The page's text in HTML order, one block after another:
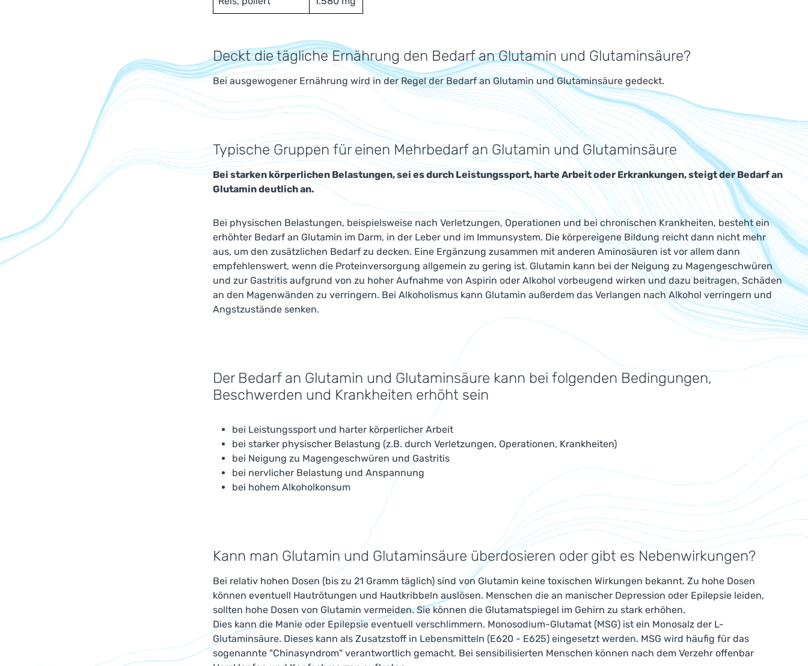
Deckt die tägliche Ernährung den Bedarf an Glutamin und Glutaminsäure?
Bei ausgewogener Ernährung wird in der Regel der Bedarf an Glutamin und Glutaminsäure gedeckt.
Typische Gruppen für einen Mehrbedarf an Glutamin und Glutaminsäure
Bei starken körperlichen Belastungen, sei es durch Leistungssport, harte Arbeit oder Erkrankungen, steigt der Bedarf an
Glutamin deutlich an.
Bei physischen Belastungen, beispielsweise nach Verletzungen, Operationen und bei chronischen Krankheiten, besteht ein
erhöhter Bedarf an Glutamin im Darm, in der Leber und im Immunsystem. Die körpereigene Bildung reicht dann nicht mehr
aus, um den zusätzlichen Bedarf zu decken. Eine Ergänzung zusammen mit anderen Aminosäuren ist vor allem dann
empfehlenswert, wenn die Proteinversorgung allgemein zu gering ist. Glutamin kann bei der Neigung zu Magengeschwüren
und zur Gastritis aufgrund von zu hoher Aufnahme von Aspirin oder Alkohol vorbeugend wirken und dazu beitragen, Schäden
an den Magenwänden zu verringern. Bei Alkoholismus kann Glutamin außerdem das Verlangen nach Alkohol verringern und
Angstzustände senken.
Der Bedarf an Glutamin und Glutaminsäure kann bei folgenden Bedingungen,
Beschwerden und Krankheiten erhöht sein
bei Leistungssport und harter körperlicher Arbeit
bei starker physischer Belastung (z.B. durch Verletzungen, Operationen, Krankheiten)
bei Neigung zu Magengeschwüren und Gastritis
bei nervlicher Belastung und Anspannung
bei hohem Alkoholkonsum
Kann man Glutamin und Glutaminsäure überdosieren oder gibt es Nebenwirkungen?
Bei relativ hohen Dosen (bis zu 21 Gramm täglich) sind von Glutamin keine toxischen Wirkungen bekannt. Zu hohe Dosen
können eventuell Hautrötungen und Hautkribbeln auslösen. Menschen die an manischer Depression oder Epilepsie leiden,
sollten hohe Dosen von Glutamin vermeiden. Sie können die Glutamatspiegel im Gehirn zu stark erhöhen.
Dies kann die Manie oder Epilepsie eventuell verschlimmern. Monosodium-Glutamat (MSG) ist ein Monosalz der L-
Glutaminsäure. Dieses kann als Zusatzstoff in Lebensmitteln (E620 - E625) eingesetzt werden. MSG wird häufig für das
sogenannte "Chinasyndrom" verantwortlich gemacht. Bei sensibilisierten Menschen können nach dem Verzehr offenbar